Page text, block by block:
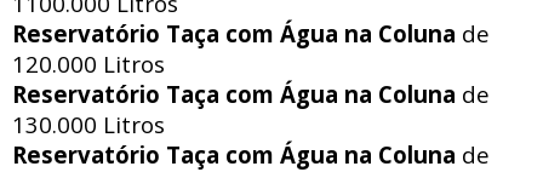
Reservatório Taça com Água na Coluna de
120.000 Litros
Reservatório Taça com Água na Coluna de
130.000 Litros
Reservatório Taça com Água na Coluna de